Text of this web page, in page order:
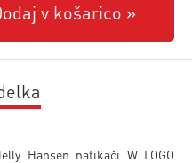
v košarico
Hansen natikači W LOGO